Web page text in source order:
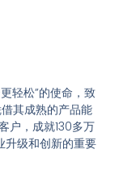
轻松”的使命，致
其成熟的产品能
户，成就130多万
升级和创新的重要